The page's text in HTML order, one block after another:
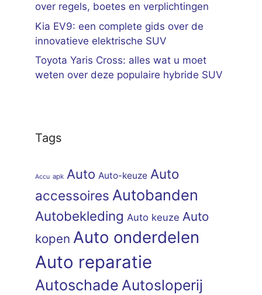
over regels, boetes en verplichtingen
Kia EV9: een complete gids over de
innovatieve elektrische SUV
Toyota Yaris Cross: alles wat u moet
weten over deze populaire hybride SUV
Tags
Accu apk Auto Auto-keuze Auto
accessoires Autobanden
Autobekleding Auto keuze Auto
kopen Auto onderdelen
Auto reparatie
Autoschade Autosloperij